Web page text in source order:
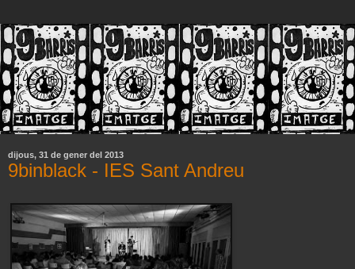
dijous, 31 de gener del 2013
9binblack - IES Sant Andreu